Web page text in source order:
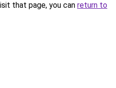
that page, you can return to